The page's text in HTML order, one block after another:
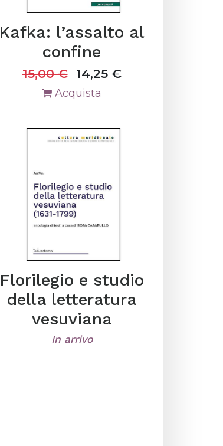
Kafka: l’assalto al
confine
15,00€ 14,25€
Acquista
Florilegio e studio
della letteratura
vesuviana
In arrivo